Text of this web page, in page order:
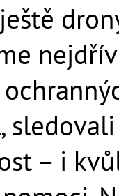
– i